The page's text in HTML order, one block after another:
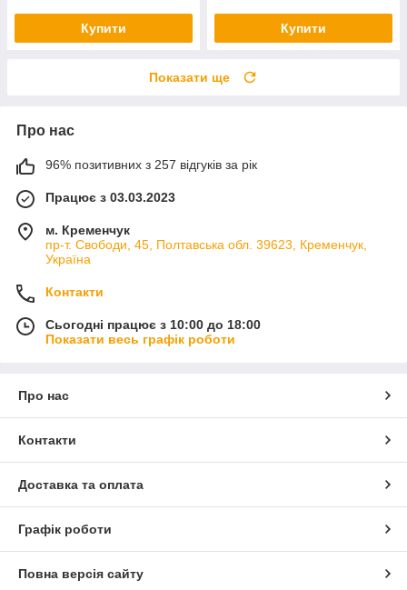
Купити Купити
Показати ще
Про нас
96% позитивних з 257 відгуків за рік
Працює з 03.03.2023
м. Кременчук
пр-т. Свободи, 45, Полтавська обл. 39623, Кременчук,
Україна
Контакти
Сьогодні працює з 10:00 до 18:00
Показати весь графік роботи
Про нас
Контакти
Доставка та оплата
Графік роботи
Повна версія сайту